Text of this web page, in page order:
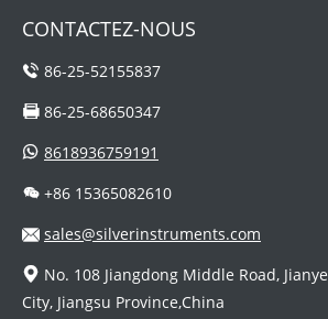
CONTACTEZ-NOUS
86-25-52155837
86-25-68650347
8618936759191
+86 15365082610
sales@silverinstruments.com
No. 108 Jiangdong Middle Road,
City, Jiangsu Province,China